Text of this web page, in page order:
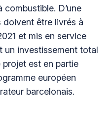
combustible. D’une
doivent être livrés à
et mis en service
un investissement total
projet est en partie
européen
barcelonais.